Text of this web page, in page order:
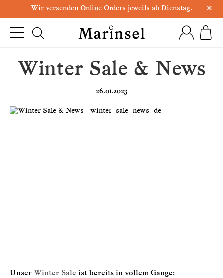
Wir versenden Online Orders jeweils ab Dienstag. ×
Winter Sale & News
26.01.2023
Unser Winter Sale ist bereits in vollem Gange: